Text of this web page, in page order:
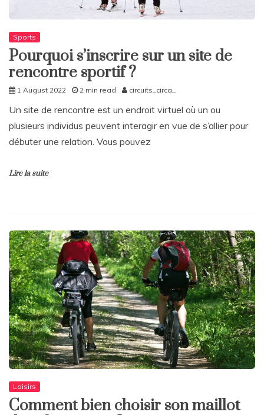
Sports
Pourquoi s’inscrire sur un site de
rencontre sportif ?
1 August 2022 2 min read circuits_circa_
Un site de rencontre est un endroit virtuel où un ou
plusieurs individus peuvent interagir en vue de s’allier pour
débuter une relation. Vous pouvez
Lire la suite
Loisirs
Comment bien choisir son maillot